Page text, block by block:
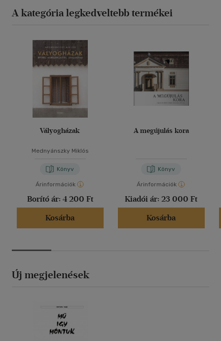
A kategória legkedveltebb termékei
Vályogházak
Mednyánszky Miklós
Könyv
Árinformációk
Borító ár: 4 200 Ft
Kosárba
A megújulás kora
Könyv
Árinformációk
Kiadói ár: 23 000 Ft
Kosárba
Új megjelenések